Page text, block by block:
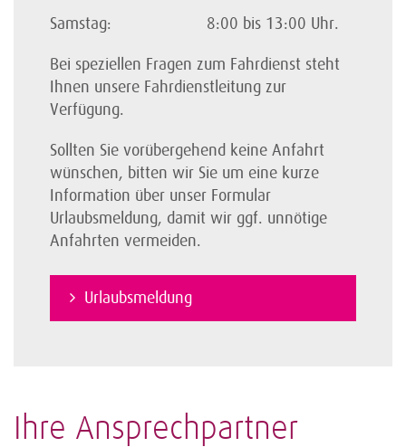
Samstag: 8:00 bis 13:00 Uhr.
Bei speziellen Fragen zum Fahrdienst steht
Ihnen unsere Fahrdienstleitung zur
Verfügung.
Sollten Sie vorübergehend keine Anfahrt
wünschen, bitten wir Sie um eine kurze
Information über unser Formular
Urlaubsmeldung, damit wir ggf. unnötige
Anfahrten vermeiden.
Urlaubsmeldung
Ihre Ansprechpartner